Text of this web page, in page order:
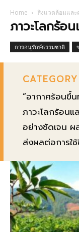
Home สิ่งแวดล้อมแล
ภาวะโลกร้อ
การอนุรักษ์ธรรมชาติ
“อากาศร้อนขึ้
ภาวะโลกร้อน
อย่างชัดเจน ผ
ส่งผลต่อการใ